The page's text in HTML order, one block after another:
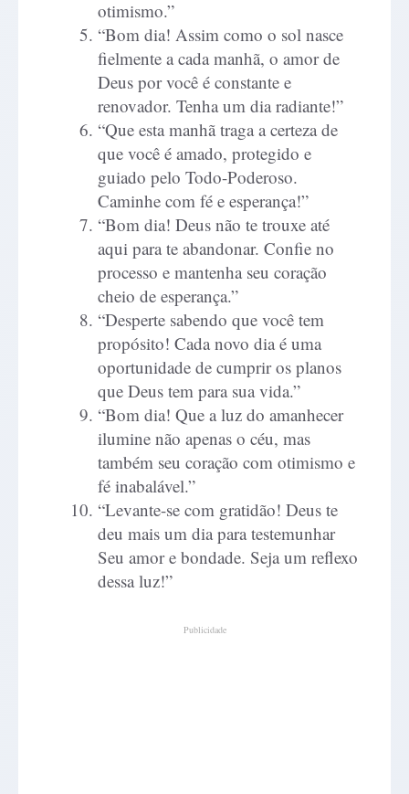
otimismo.”
“Bom dia! Assim como o sol nasce
fielmente a cada manhã, o amor de
Deus por você é constante e
renovador. Tenha um dia radiante!”
“Que esta manhã traga a certeza de
que você é amado, protegido e
guiado pelo Todo-Poderoso.
Caminhe com fé e esperança!”
“Bom dia! Deus não te trouxe até
aqui para te abandonar. Confie no
processo e mantenha seu coração
cheio de esperança.”
“Desperte sabendo que você tem
propósito! Cada novo dia é uma
oportunidade de cumprir os planos
que Deus tem para sua vida.”
“Bom dia! Que a luz do amanhecer
ilumine não apenas o céu, mas
também seu coração com otimismo e
fé inabalável.”
“Levante-se com gratidão! Deus te
deu mais um dia para testemunhar
Seu amor e bondade. Seja um reflexo
dessa luz!”
Publicidade